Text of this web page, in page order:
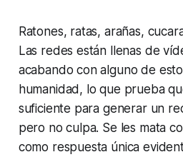
Ratones, ratas, arañas,
Las redes están llenas de
acabando con alguno de
humanidad, lo que prueba
suficiente para generar un
pero no culpa. Se les mata
como respuesta única